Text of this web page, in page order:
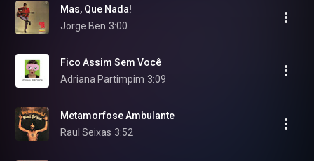
Mas, Que Nada!
Jorge Ben 3:00
Fico Assim Sem Você
Adriana Partimpim 3:09
Metamorfose Ambulante
Raul Seixas 3:52